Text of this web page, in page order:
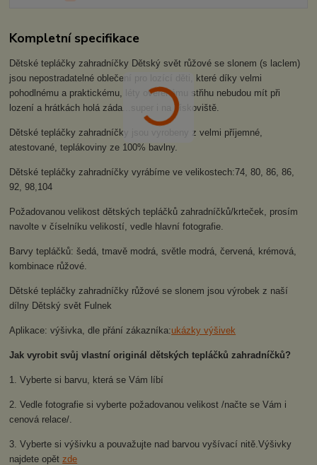
Kompletní specifikace
Dětské tepláčky zahradníčky Dětský svět růžové se slonem (s laclem)
jsou nepostradatelné oblečení pro lozící děti, které díky velmi
pohodlnému a praktickému, léty ověřenému střihu nebudou mít při
lození a hrátkách holá záda...super i na pískoviště.
Dětské tepláčky zahradníčky jsou vyrobeny z velmi příjemné,
atestované, teplákoviny ze 100% bavlny.
Dětské tepláčky zahradníčky vyrábíme ve velikostech:74, 80, 86, 86,
92, 98,104
Požadovanou velikost dětských tepláčků zahradníčků/krteček, prosím
navolte v číselníku velikostí, vedle hlavní fotografie.
Barvy tepláčků: šedá, tmavě modrá, světle modrá, červená, krémová,
kombinace růžové.
Dětské tepláčky zahradníčky růžové se slonem jsou výrobek z naší
dílny Dětský svět Fulnek
Aplikace: výšivka, dle přání zákazníka:ukázky výšivek
Jak vyrobit svůj vlastní originál dětských tepláčků zahradníčků?
1. Vyberte si barvu, která se Vám líbí
2. Vedle fotografie si vyberte požadovanou velikost /načte se Vám i
cenová relace/.
3. Vyberte si výšivku a pouvažujte nad barvou vyšívací nitě.Výšivky
najdete opětzde